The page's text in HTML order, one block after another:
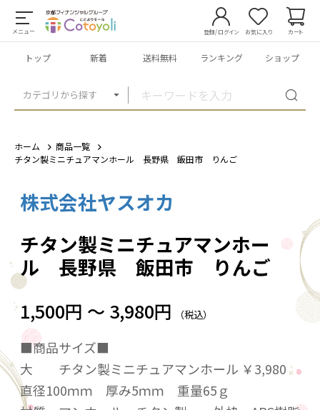
メニュー
カテゴリから探す
登録/ログイン お気に入り カート
トップ 新着 送料無料 ランキング ショップ
ホーム
商品一覧
チタン製ミニチュアマンホール 長野県 飯田市 りんご
株式会社ヤスオカ
チタン製ミニチュアマンホー
ル 長野県 飯田市 りんご
1,500円 ～ 3,980円 （税込）
■商品サイズ■
大 チタン製ミニチュアマンホール ￥3,980
直径100ｍｍ 厚み5ｍｍ 重量65ｇ